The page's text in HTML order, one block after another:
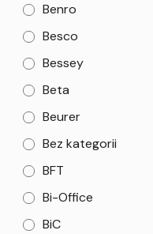
Benro
Besco
Bessey
Beta
Beurer
Bez kategorii
BFT
Bi-Office
BiC